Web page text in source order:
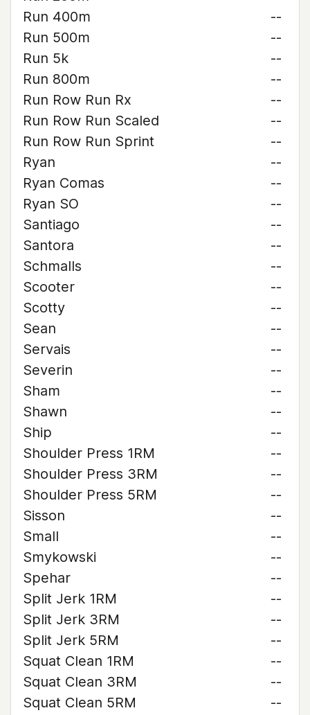
Run 400m
--
Run 500m
--
Run 5k
--
Run 800m
--
Run Row Run Rx
--
Run Row Run Scaled
--
Run Row Run Sprint
--
Ryan
--
Ryan Comas
--
Ryan SO
--
Santiago
--
Santora
--
Schmalls
--
Scooter
--
Scotty
--
Sean
--
Servais
--
Severin
--
Sham
--
Shawn
--
Ship
--
Shoulder Press 1RM
--
Shoulder Press 3RM
--
Shoulder Press 5RM
--
Sisson
--
Small
--
Smykowski
--
Spehar
--
Split Jerk 1RM
--
Split Jerk 3RM
--
Split Jerk 5RM
--
Squat Clean 1RM
--
Squat Clean 3RM
--
Squat Clean 5RM
--